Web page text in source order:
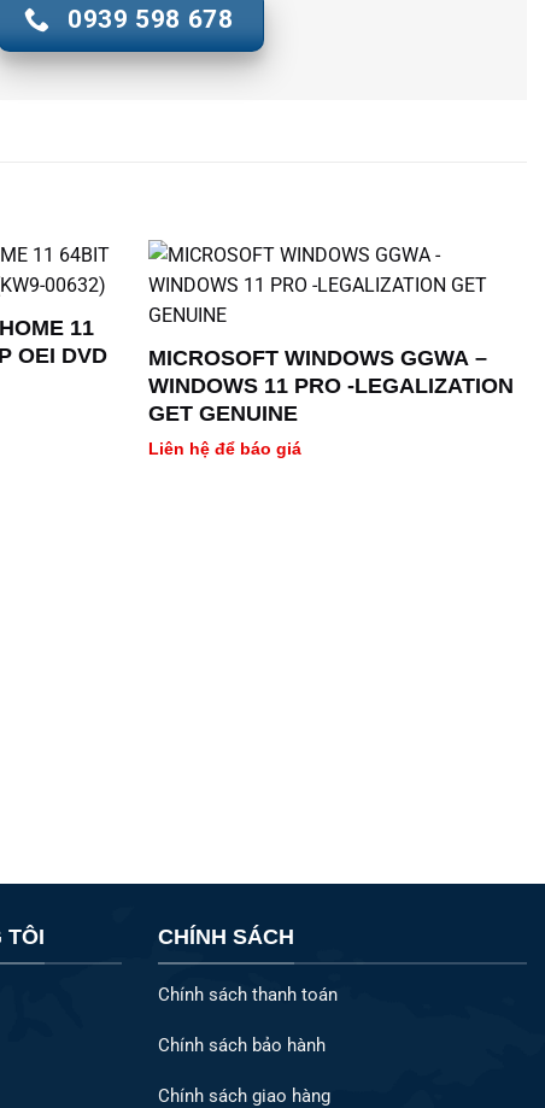
0939 598 678
11
OEI DVD
MICROSOFT WINDOWS GGWA –
WINDOWS 11 PRO -LEGALIZATION
GET GENUINE
Liên hệ để báo giá
TÔI CHÍNH SÁCH
Chính sách thanh toán
Chính sách bảo hành
Chính sách giao hàng